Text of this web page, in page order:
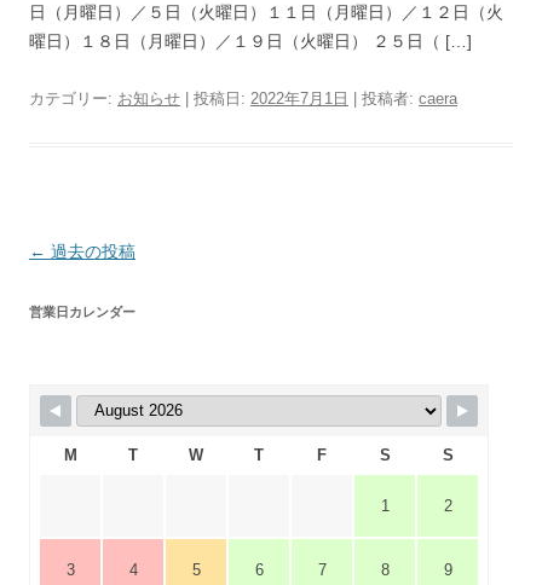
日（月曜日）／５日（火曜日）１１日（月曜日）／１２日（火
曜日）１８日（月曜日）／１９日（火曜日） ２５日（ […]
カテゴリー: お知らせ | 投稿日: 2022年7月1日 投稿者: caera
投
ナ
← 過去の投稿
営業日カレンダー
M T W T F S S
1 2
3 4 5 6 7 8 9